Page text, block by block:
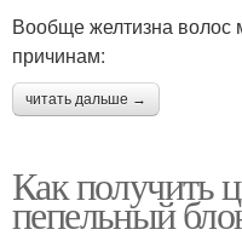
Вообще желтизна волос
причинам:
читать дальше →
Как получить
пепельный